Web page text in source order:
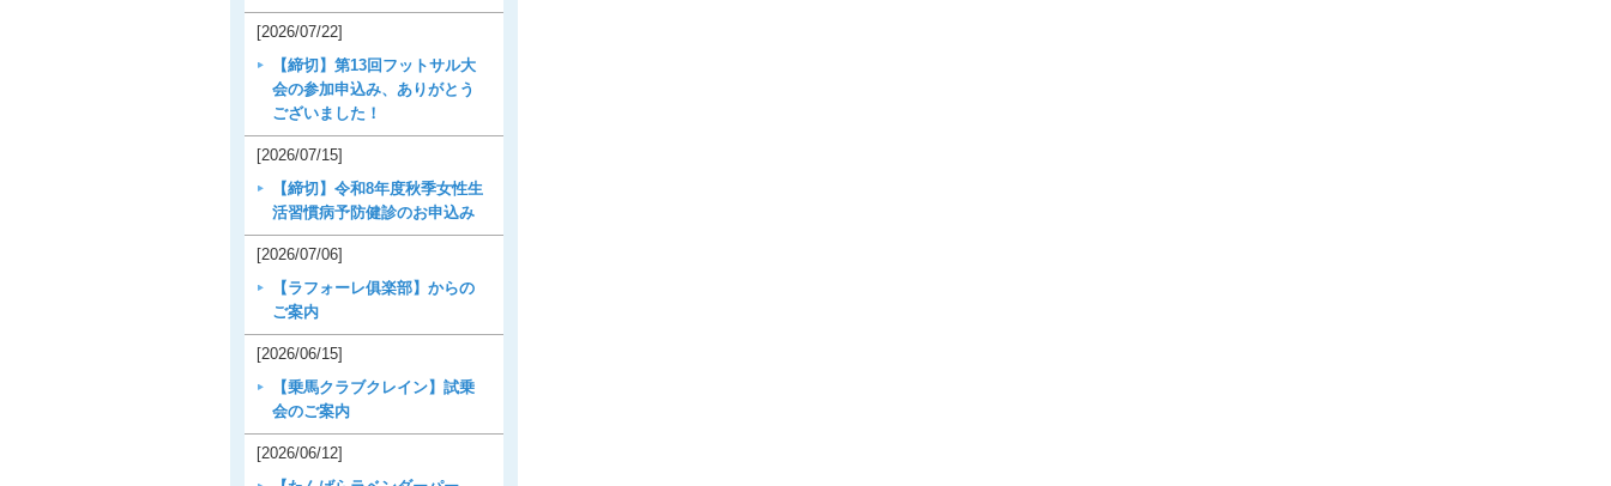
[2026/07/22]
【締切】第13回フットサル大
会の参加申込み、ありがとう
ございました！
[2026/07/15]
【締切】令和8年度秋季女性生
活習慣病予防健診のお申込み
[2026/07/06]
【ラフォーレ俱楽部】からの
ご案内
[2026/06/15]
【乗馬クラブクレイン】試乗
会のご案内
[2026/06/12]